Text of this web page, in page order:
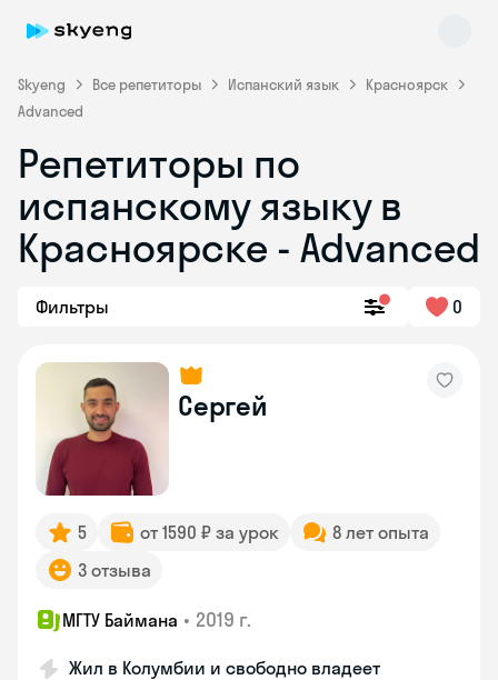
Skyeng Все репетиторы Испанский язык
Красноярск
Advanced
Репетиторы по
испанскому языку в
Красноярске - Advanced
Фильтры 0
Сергей
5 от 1590 ₽ за урок
8 лет опыта
3 отзыва
МГТУ Баймана • 2019 г.
Жил в Колумбии и свободно владеет
online